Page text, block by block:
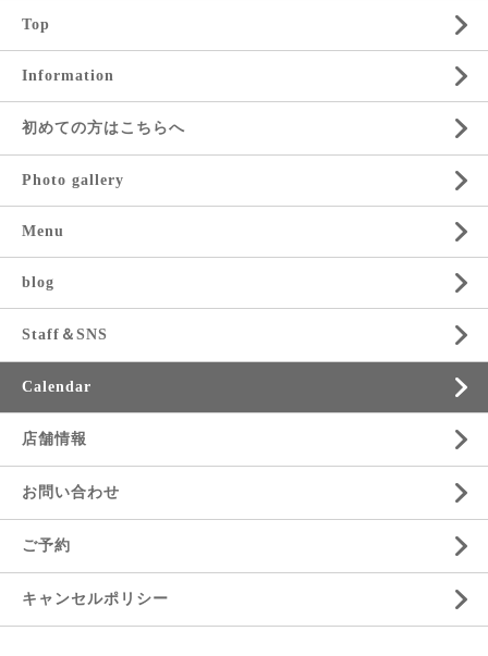
Top
Information
初めての方はこちらへ
Photo gallery
Menu
blog
Staff＆SNS
Calendar
店舗情報
お問い合わせ
ご予約
キャンセルポリシー